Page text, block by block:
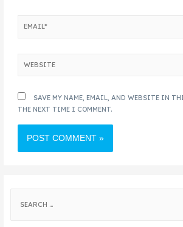
SAVE MY NAME, EMAIL, AND WEBSITE IN
THE NEXT TIME I COMMENT.